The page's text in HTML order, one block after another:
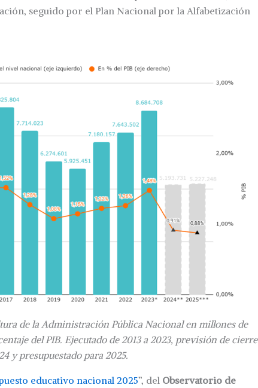
seguido por el Plan Nacional por la Alfabetización
de la Administración Pública Nacional en millones de
del PIB. Ejecutado de 2013 a 2023, previsión de cierre
y presupuestado para 2025.
educativo nacional 2025”, del Observatorio de